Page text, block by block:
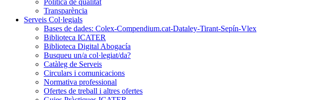
Transparència
Serveis Col·legials
Bases de dades: Colex-Compendium.cat-Dataley-Tirant-Sepín-Vlex
Biblioteca ICATER
Biblioteca Digital Abogacía
Busqueu un/a col·legiat/da?
Catàleg de Serveis
Circulars i comunicacions
Normativa professional
Ofertes de treball i altres ofertes